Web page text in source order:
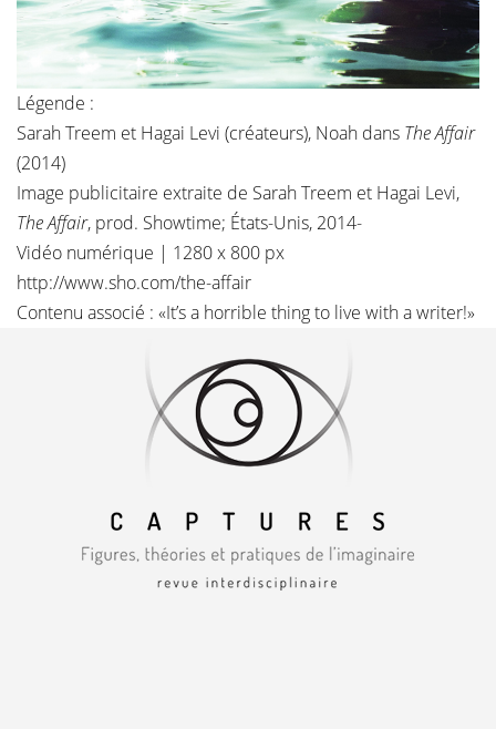
Légende :
Sarah Treem et Hagai Levi (créateurs), Noah dans The Affair
(2014)
Image publicitaire extraite de Sarah Treem et Hagai Levi,
The Affair, prod. Showtime; États-Unis, 2014-
Vidéo numérique | 1280 x 800 px
http://www.sho.com/the-affair
Contenu associé : «It’s a horrible thing to live with a writer!»